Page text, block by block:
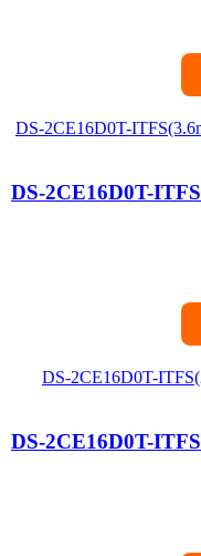
دوربین مداربسته هایک ویژن مدل DS-2CE16D0T-ITFS
دوربین مداربسته هایک ویژن مدل DS-2CE16D0T-ITFS